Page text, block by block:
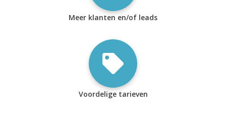
Meer klanten en/of leads
Voordelige tarieven